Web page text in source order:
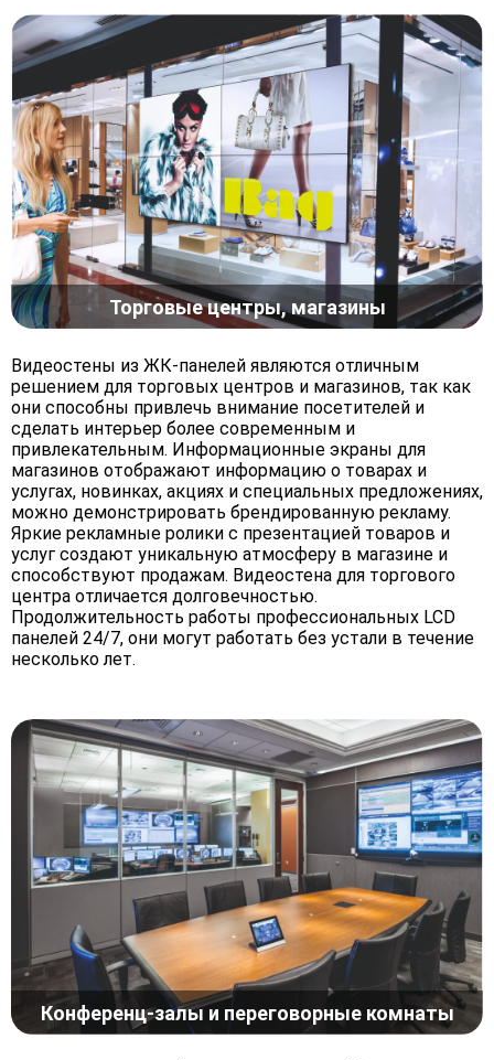
Торговые центры, магазины
Видеостены из ЖК-панелей являются отличным
решением для торговых центров и магазинов, так как
они способны привлечь внимание посетителей и
сделать интерьер более современным и
привлекательным. Информационные экраны для
магазинов отображают информацию о товарах и
услугах, новинках, акциях и специальных предложениях,
можно демонстрировать брендированную рекламу.
Яркие рекламные ролики с презентацией товаров и
услуг создают уникальную атмосферу в магазине и
способствуют продажам. Видеостена для торгового
центра отличается долговечностью.
Продолжительность работы профессиональных LCD
панелей 24/7, они могут работать без устали в течение
несколько лет.
Конференц-залы и переговорные комнаты